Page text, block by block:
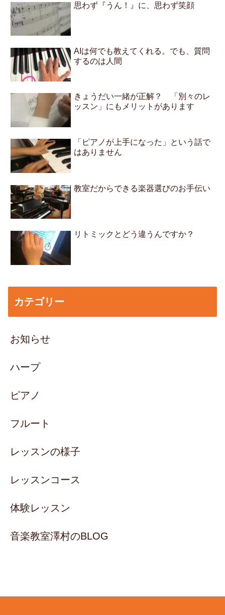
思わず『うん！』に、思わず笑顔
AIは何でも教えてくれる。でも、質問
するのは人間
きょうだい一緒が正解？ 「別々のレ
ッスン」にもメリットがあります
「ピアノが上手になった」という話で
はありません
教室だからできる楽器選びのお手伝い
リトミックとどう違うんですか？
カテゴリー
お知らせ
ハープ
ピアノ
フルート
レッスンの様子
レッスンコース
体験レッスン
音楽教室澤村のBLOG